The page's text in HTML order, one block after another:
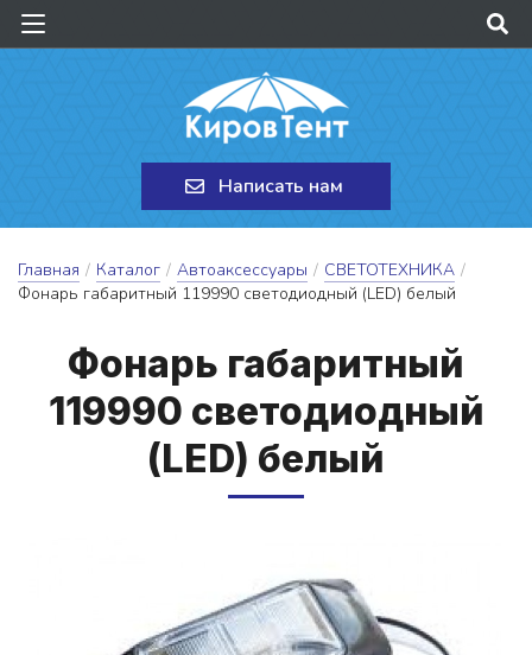
Написать нам
Главная / Каталог / Автоаксессуары / СВЕТОТЕХНИКА /
Фонарь габаритный 119990 cветодиодный (LED) белый
Фо­нарь га­ба­рит­ный
119990 cве­то­ди­од­ный
(LED) бе­лый